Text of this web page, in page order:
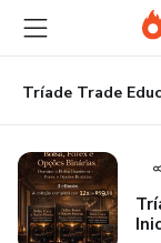
para
conteúdo
principal
para
pagamento
para
rodapé